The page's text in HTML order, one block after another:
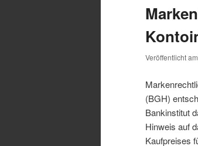
Veröffentlicht am
(BGH)
Bankinstitut
Hinweis auf
Kaufpreises